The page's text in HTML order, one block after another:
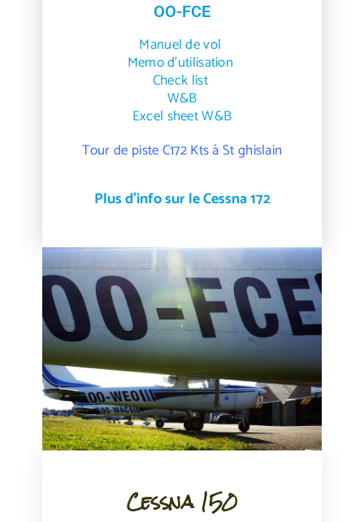
OO-FCE
Manuel de vol
Memo d’utilisation
Check list
W&B
Excel sheet W&B
Tour de piste C172 Kts à St ghislain
Plus d'info sur le Cessna 172
Cessna 150